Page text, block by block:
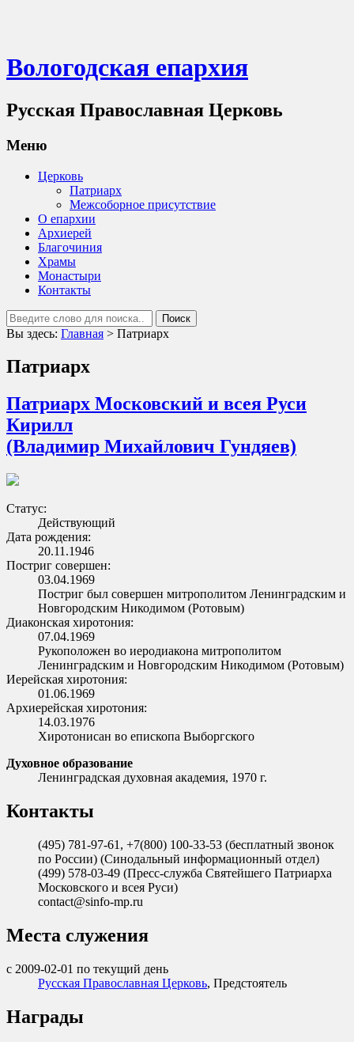
Вологодская епархия
Русская Православная Церковь
Меню
Церковь
Патриарх
Межсоборное присутствие
О епархии
Архиерей
Благочиния
Храмы
Монастыри
Контакты
Вы здесь: Главная > Патриарх
Патриарх
Патриарх Московский и всея Руси
Кирилл
(Владимир Михайлович Гундяев)
Статус:
Действующий
Дата рождения:
20.11.1946
Постриг совершен:
03.04.1969
Постриг был совершен митрополитом Ленинградским и
Новгородским Никодимом (Ротовым)
Диаконская хиротония:
07.04.1969
Рукоположен во иеродиакона митрополитом
Ленинградским и Новгородским Никодимом (Ротовым)
Иерейская хиротония:
01.06.1969
Архиерейская хиротония:
14.03.1976
Хиротонисан во епископа Выборгского
Духовное образование
Ленинградская духовная академия, 1970 г.
Контакты
(495) 781-97-61, +7(800) 100-33-53 (бесплатный звонок
по России) (Синодальный информационный отдел)
(499) 578-03-49 (Пресс-служба Святейшего Патриарха
Московского и всея Руси)
contact@sinfo-mp.ru
Места служения
с 2009-02-01 по текущий день
Русская Православная Церковь, Предстоятель
Награды